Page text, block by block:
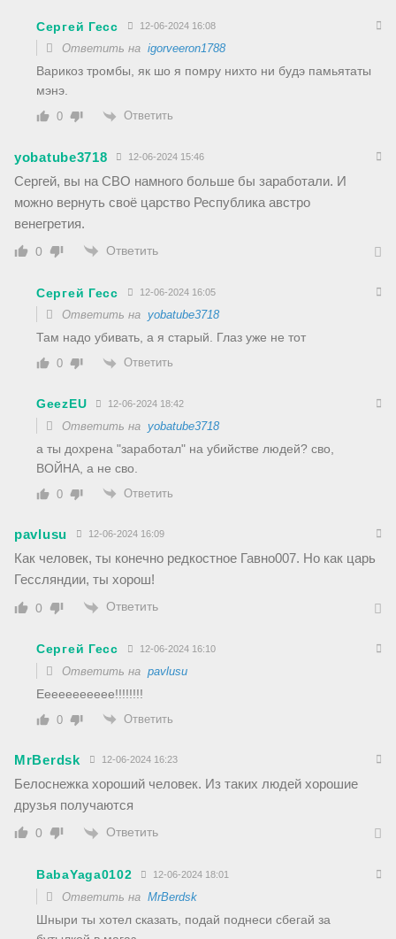
Сергей Гесс 12-06-2024 16:08
Ответить на igorveeron1788
Варикоз тромбы, як шо я помру нихто ни будэ памьятаты
мэнэ.
0 Ответить
yobatube3718 12-06-2024 15:46
Сергей, вы на СВО намного больше бы заработали. И
можно вернуть своё царство Республика австро
венегретия.
0 Ответить
Сергей Гесс 12-06-2024 16:05
Ответить на yobatube3718
Там надо убивать, а я старый. Глаз уже не тот
0 Ответить
GeezEU 12-06-2024 18:42
Ответить на yobatube3718
а ты дохрена "заработал" на убийстве людей? сво,
ВОЙНА, а не сво.
0 Ответить
pavlusu 12-06-2024 16:09
Как человек, ты конечно редкостное Гавно007. Но как царь
Гессляндии, ты хорош!
0 Ответить
Сергей Гесс 12-06-2024 16:10
Ответить на pavlusu
Еееееееееее!!!!!!!!
0 Ответить
MrBerdsk 12-06-2024 16:23
Белоснежка хороший человек. Из таких людей хорошие
друзья получаются
0 Ответить
BabaYaga0102 12-06-2024 18:01
Ответить на MrBerdsk
Шныри ты хотел сказать, подай поднеси сбегай за